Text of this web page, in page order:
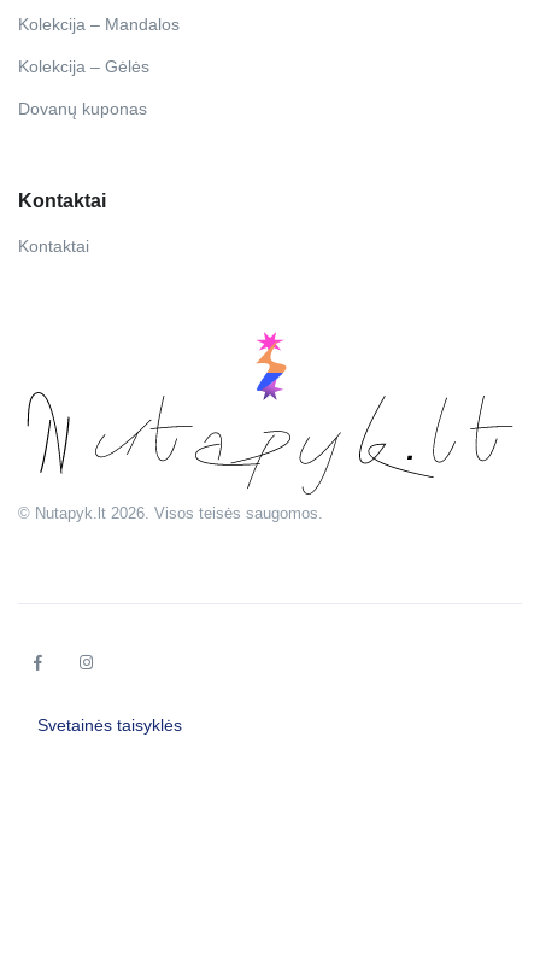
Kolekcija – Mandalos
Kolekcija – Gėlės
Dovanų kuponas
Kontaktai
Kontaktai
© Nutapyk.lt 2026. Visos teisės saugomos.
Svetainės taisyklės